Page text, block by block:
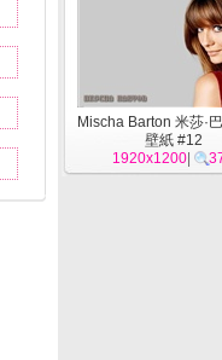
Mischa Barton 米莎·
壁紙 #12
1920x1200